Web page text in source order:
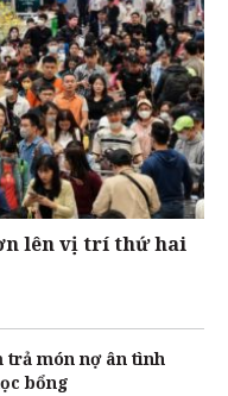
lên vị trí thứ hai
trả món nợ ân tình
bổng